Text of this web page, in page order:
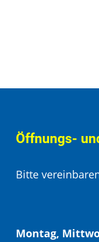
Öffnungs-
Bitte
Montag,